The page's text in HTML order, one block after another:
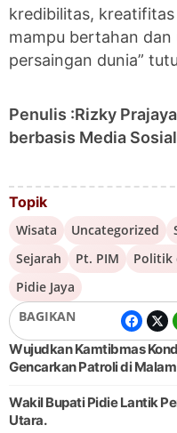
kredibilitas,
mampu bertahan dan
persaingan dunia”
Penulis :Rizky
berbasis Media
Topik
Wisata Uncategorized
Sejarah
Pt. PIM Politik
Pidie Jaya
BAGIKAN
Wujudkan Kamtibmas
Gencarkan Patroli di
Wakil Bupati Pidie Lantik
Utara.